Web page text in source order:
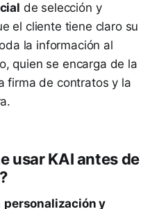
de selección y
el cliente tiene claro su
la información al
quien se encarga de la
firma de contratos y la
usar KAI antes de
personalización y